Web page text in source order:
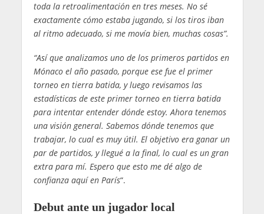
toda la retroalimentación en tres meses. No sé
exactamente cómo estaba jugando, si los tiros iban
al ritmo adecuado, si me movía bien, muchas cosas”.
“Así que analizamos uno de los primeros partidos en
Mónaco el año pasado, porque ese fue el primer
torneo en tierra batida, y luego revisamos las
estadísticas de este primer torneo en tierra batida
para intentar entender dónde estoy. Ahora tenemos
una visión general. Sabemos dónde tenemos que
trabajar, lo cual es muy útil. El objetivo era ganar un
par de partidos, y llegué a la final, lo cual es un gran
extra para mí. Espero que esto me dé algo de
confianza aquí en París“.
Debut ante un jugador local